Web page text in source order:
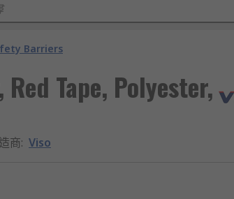
Barriers
Tape, Polyester,
商: Viso